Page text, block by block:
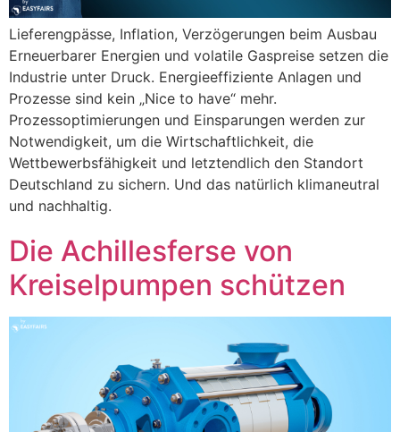
Lieferengpässe, Inflation, Verzögerungen beim Ausbau
Erneuerbarer Energien und volatile Gaspreise setzen die
Industrie unter Druck. Energieeffiziente Anlagen und
Prozesse sind kein „Nice to have“ mehr.
Prozessoptimierungen und Einsparungen werden zur
Notwendigkeit, um die Wirtschaftlichkeit, die
Wettbewerbsfähigkeit und letztendlich den Standort
Deutschland zu sichern. Und das natürlich klimaneutral
und nachhaltig.
Die Achillesferse von
Kreiselpumpen schützen